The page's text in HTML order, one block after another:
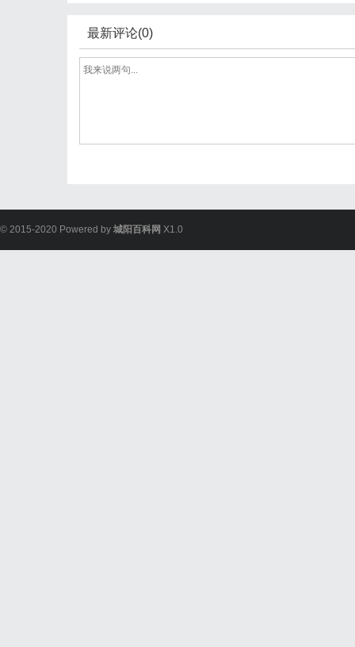
最新评论(0)
© 2015-2020 Powered by 城阳百科网 X1.0